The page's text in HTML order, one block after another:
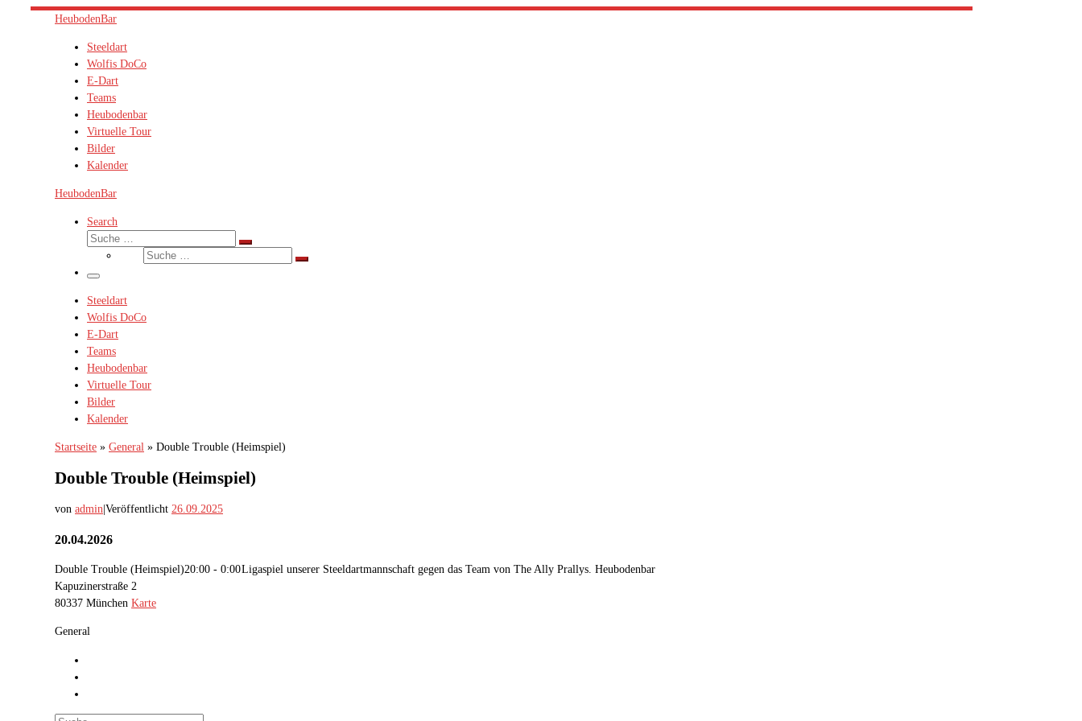
HeubodenBar
Steeldart
Wolfis DoCo
E-Dart
Teams
Heubodenbar
Virtuelle Tour
Bilder
Kalender
HeubodenBar
Search
Suche
Suche
Suche
Suche
Menü
Steeldart
Wolfis DoCo
E-Dart
Teams
Heubodenbar
Virtuelle Tour
Bilder
Kalender
Startseite » General » Double Trouble (Heimspiel)
Double Trouble (Heimspiel)
von admin|Veröffentlicht 26.09.2025
20.04.2026
Double Trouble (Heimspiel)20:00 - 0:00Ligaspiel unserer Steeldartmannschaft gegen das Team von The Ally Prallys. Heubodenbar
Kapuzinerstraße 2
80337 München Karte
General